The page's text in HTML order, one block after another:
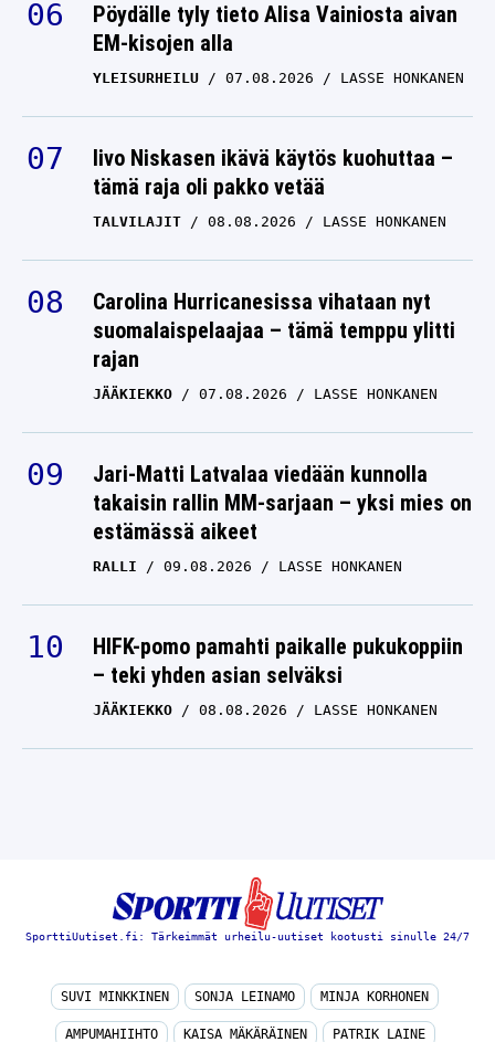
Pöydälle tyly tieto Alisa Vainiosta aivan
EM-kisojen alla
YLEISURHEILU 07.08.2026 LASSE HONKANEN
Iivo Niskasen ikävä käytös kuohuttaa –
tämä raja oli pakko vetää
TALVILAJIT 08.08.2026 LASSE HONKANEN
Carolina Hurricanesissa vihataan nyt
suomalaispelaajaa – tämä temppu ylitti
rajan
JÄÄKIEKKO 07.08.2026 LASSE HONKANEN
Jari-Matti Latvalaa viedään kunnolla
takaisin rallin MM-sarjaan – yksi mies on
estämässä aikeet
RALLI 09.08.2026 LASSE HONKANEN
HIFK-pomo pamahti paikalle pukukoppiin
– teki yhden asian selväksi
JÄÄKIEKKO 08.08.2026 LASSE HONKANEN
SporttiUutiset.fi: Tärkeimmät urheilu-uutiset kootusti sinulle 24/7
SUVI MINKKINEN SONJA LEINAMO MINJA KORHONEN
AMPUMAHIIHTO KAISA MÄKÄRÄINEN PATRIK LAINE